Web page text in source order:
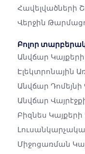
Հավելվածների
Վերջին
Բոլոր
Անվճար
Էլեկտրոնային
Անվճար
Անվճար
Բիզնես
Միջոցառման